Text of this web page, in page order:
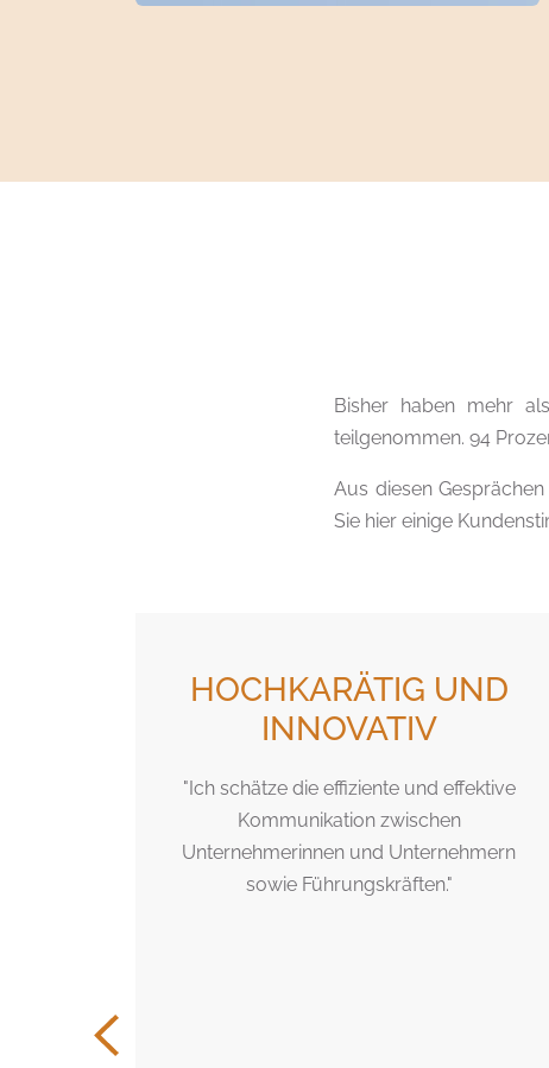
Bisher haben mehr
teilgenommen. 94
Aus diesen
Sie hier einige
HOCHKARÄTIG UND
INNOVATIV
"Ich schätze die effiziente und effektive
Kommunikation zwischen
Unternehmerinnen und Unternehmern
sowie Führungskräften."